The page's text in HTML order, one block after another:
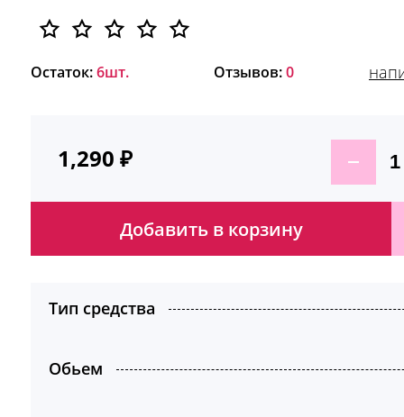
Остаток:6шт. Отзывов: 0
1,290 ₽
Добавить в корзину
Тип средства
Обьем